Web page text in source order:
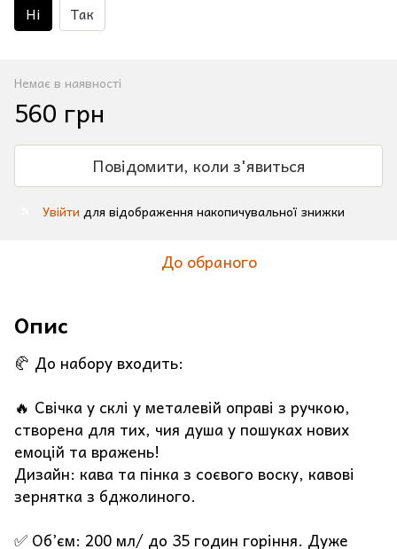
Ні Так
Немає в наявності
560 грн
Повідомити, коли з'явиться
Увійти для відображення накопичувальної знижки
До обраного
Опис
🥐 До набору входить:
🔥 Свічка у склі у металевій оправі з ручкою,
створена для тих, чия душа у пошуках нових
емоцій та вражень!
Дизайн: кава та пінка з соєвого воску, кавові
зернятка з бджолиного.
✅ Об’єм: 200 мл/ до 35 годин горіння. Дуже